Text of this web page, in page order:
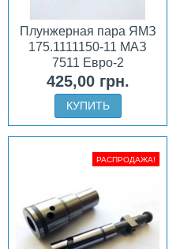
Плунжерная пара ЯМЗ
175.1111150-11 МАЗ
7511 Евро-2
425,00 грн.
КУПИТЬ
РАСПРОДАЖА!